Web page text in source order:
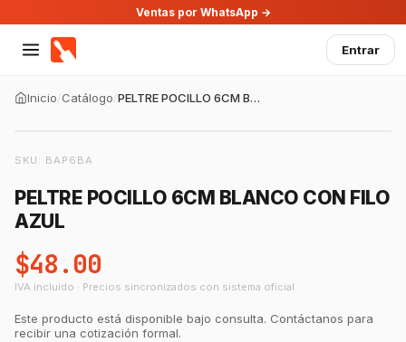
Ventas por WhatsApp →
Entrar
Inicio/Catálogo/ PELTRE POCILLO 6CM BLANCO CON FILO AZUL
SKU: BAP6BA
PELTRE POCILLO 6CM BLANCO CON FILO
AZUL
$48.00
IVA incluido · Precios sincronizados con sistema oficial
Este producto está disponible bajo consulta. Contáctanos para
recibir una cotización formal.